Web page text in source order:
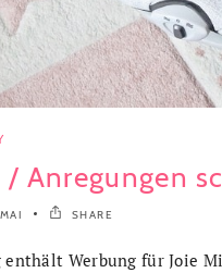
Anregungen
SHARE
Werbung für Joie